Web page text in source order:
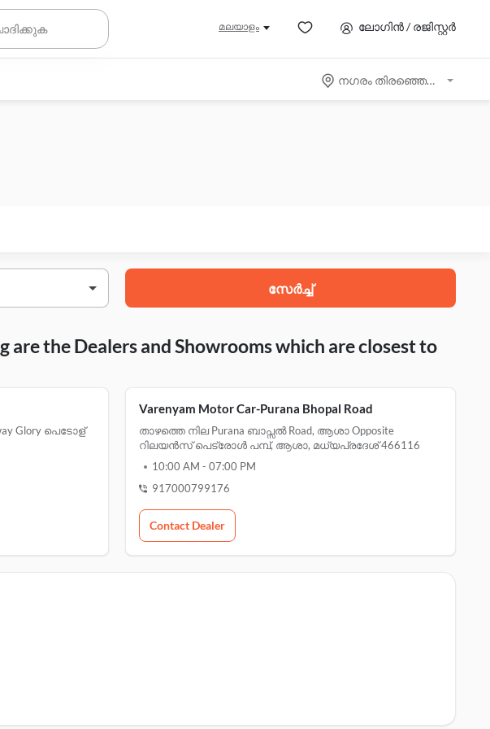
മലയാളം ലോഗിൻ / രജിസ്റ്റർ
നഗരം തിരഞ്ഞെടുക്കുക
സേർച്ച്
the Dealers and Showrooms which are closest to
Glory പെടോള്
Varenyam Motor Car-Purana Bhopal Road
താഴത്തെ നില Purana ബാപ്സൽ Road, ആശാ Opposite
റിലയൻസ് പെട്രോൾ പമ്പ്, ആശാ, മധ്യപ്രദേശ് 466116
10:00 AM -07:00 PM
917000799176
Contact Dealer